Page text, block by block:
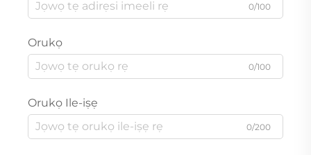
0/100
Orukọ
0/100
Orukọ Ile-iṣẹ
0/200